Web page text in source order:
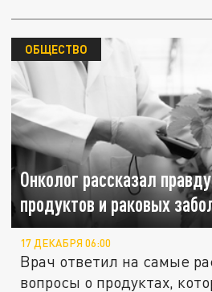
Онколог рассказал
продуктов и раковых
ОБЩЕСТВО
17 ДЕКАБРЯ 06:00
Врач ответил на самые
вопросы о продуктах,